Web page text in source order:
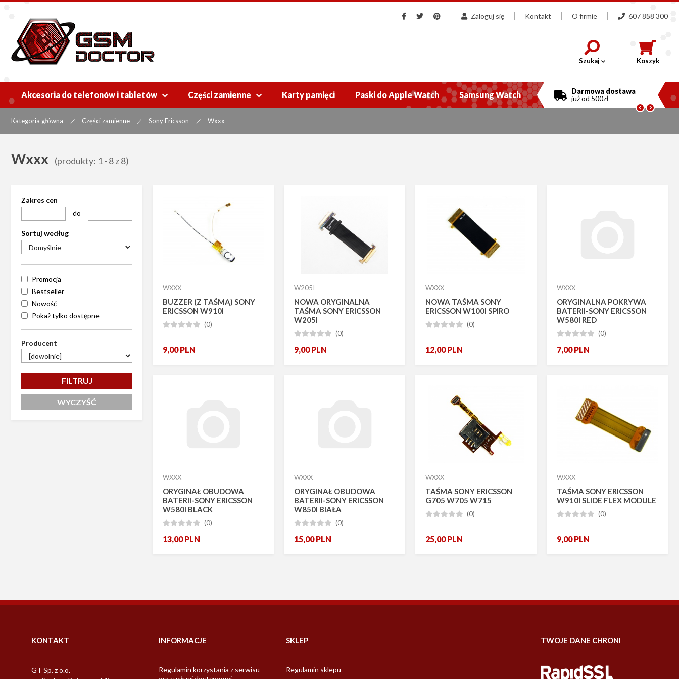
Zaloguj się Kontakt O firmie 607 858 300
Szukaj Koszyk
Akcesoria do telefonów i tabletów  Części zamienne  Karty pamięci Paski do Apple Watch Samsung Watch
Darmowa dostawa
już od 500zł
 
Kategoria główna | Części zamienne | Sony Ericsson | Wxxx
Wxxx (produkty: 1 - 8 z 8)
Zakres cen
do
Sortuj według
Promocja
Bestseller
Nowość
Pokaż tylko dostępne
Producent
WXXX
BUZZER (Z TAŚMĄ) SONY
ERICSSON W910I
 (0)
9,00PLN
W205I
NOWA ORYGINALNA
TAŚMA SONY ERICSSON
W205I
 (0)
9,00PLN
WXXX
NOWA TAŚMA SONY
ERICSSON W100I SPIRO
 (0)
12,00PLN
WXXX
ORYGINALNA POKRYWA
BATERII-SONY ERICSSON
W580I RED
 (0)
7,00PLN
WXXX
ORYGINAŁ OBUDOWA
BATERII-SONY ERICSSON
W580I BLACK
 (0)
13,00PLN
WXXX
ORYGINAŁ OBUDOWA
BATERII-SONY ERICSSON
W850I BIAŁA
 (0)
15,00PLN
WXXX
TAŚMA SONY ERICSSON
G705 W705 W715
 (0)
25,00PLN
WXXX
TAŚMA SONY ERICSSON
W910I SLIDE FLEX MODULE
 (0)
9,00PLN
KONTAKT
GT Sp. z o.o.
INFORMACJE
Regulamin korzystania z serwisu
SKLEP
Regulamin sklepu
TWOJE DANE CHRONI